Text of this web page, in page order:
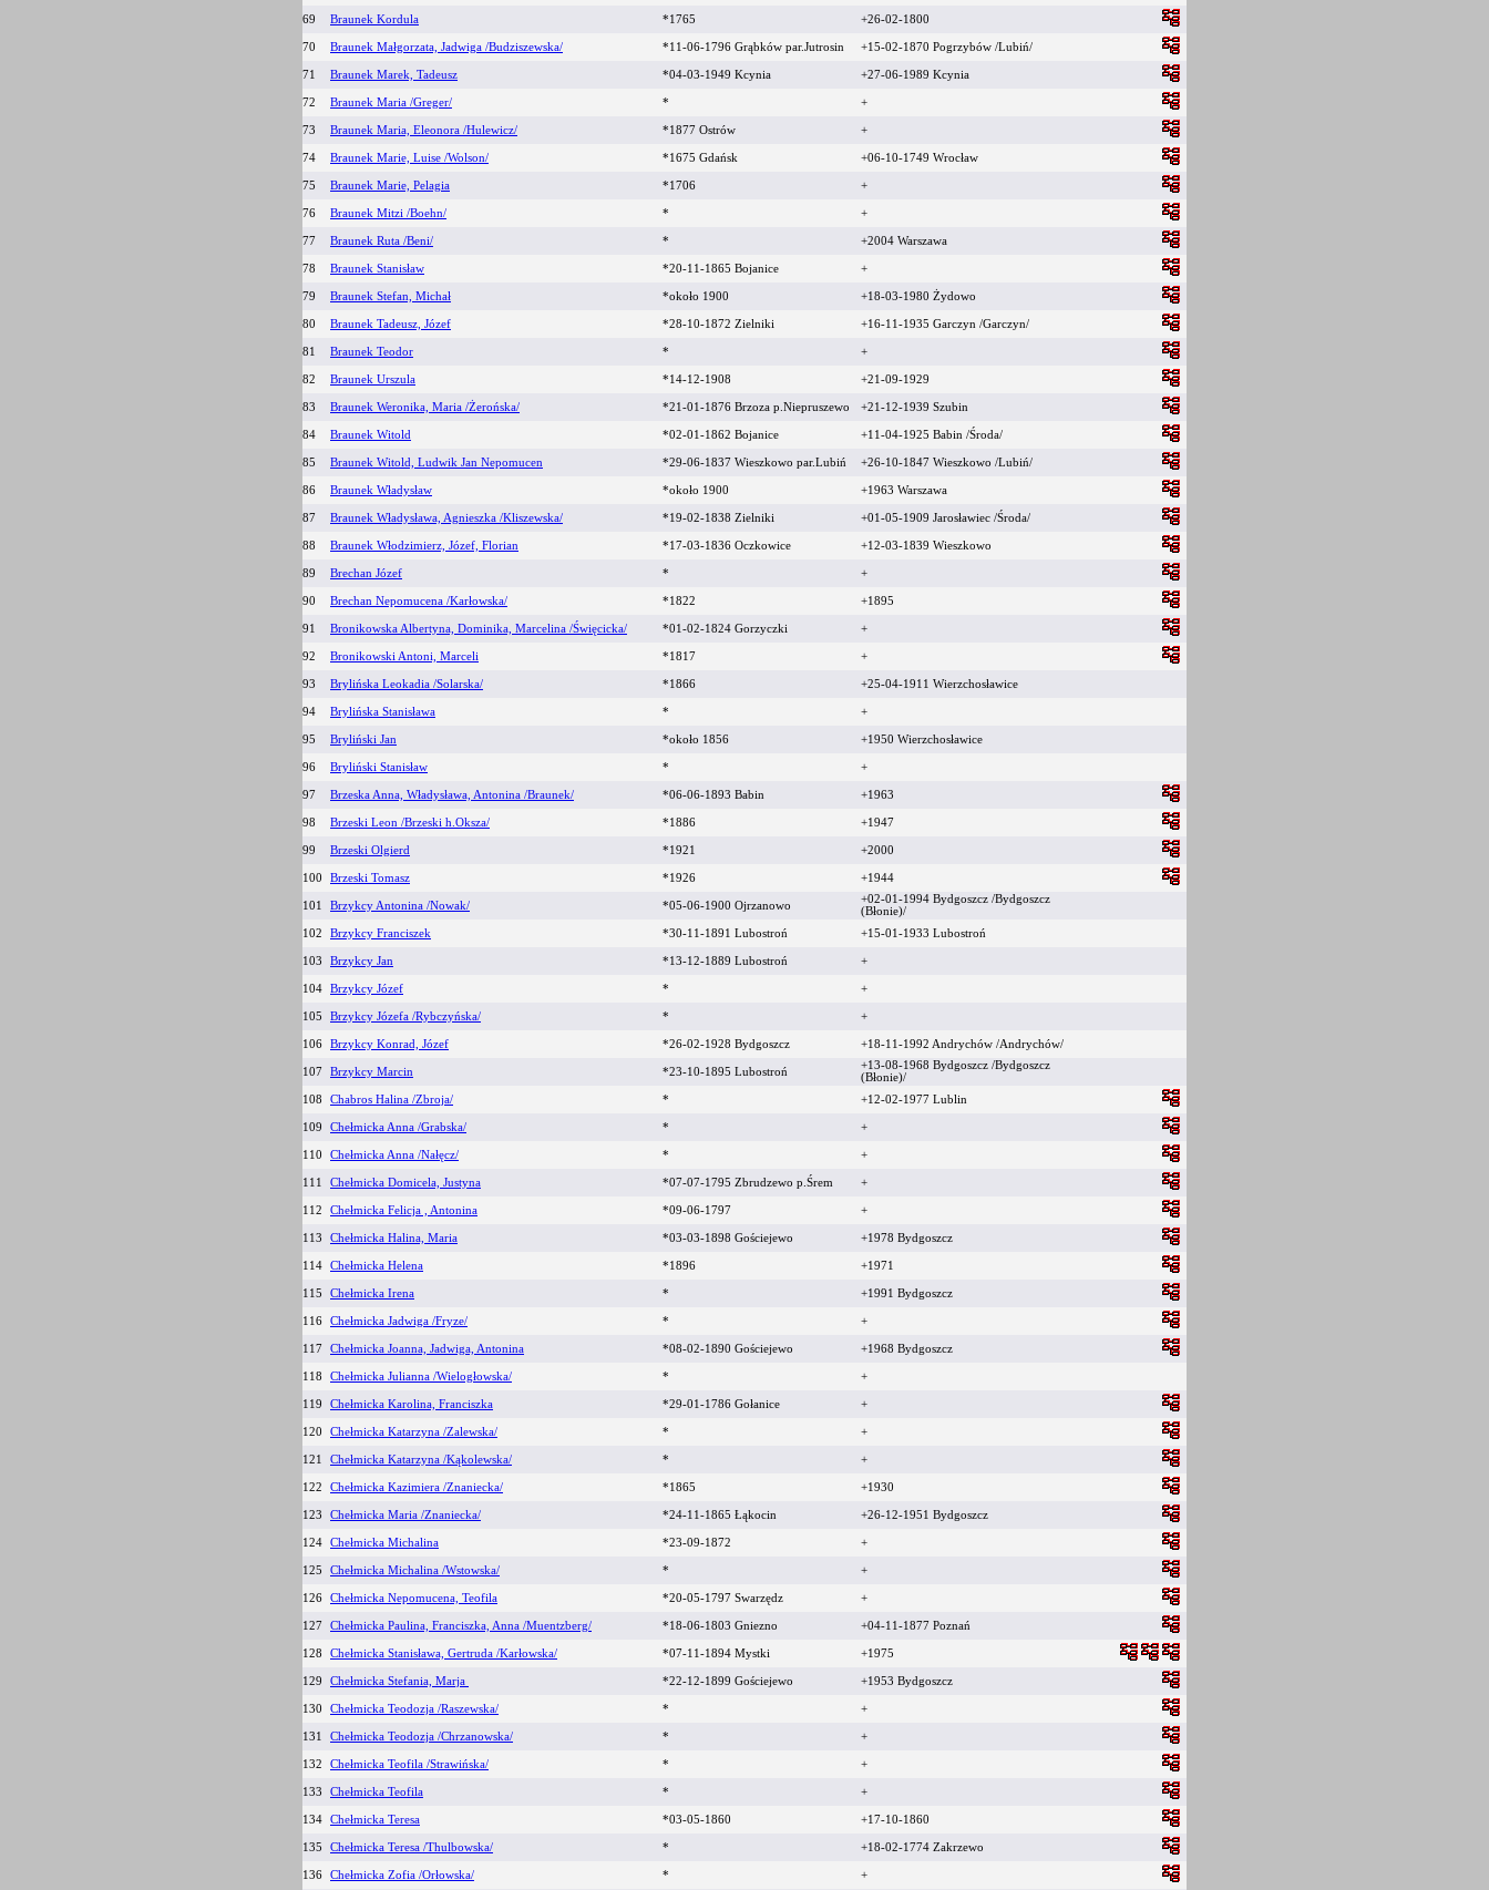
69 Braunek Kordula *1765 +26-02-1800
70 Braunek Małgorzata, Jadwiga /Budziszewska/ *11-06-1796 Grąbków par.Jutrosin +15-02-1870 Pogrzybów /Lubiń/
71 Braunek Marek, Tadeusz *04-03-1949 Kcynia +27-06-1989 Kcynia
72 Braunek Maria /Greger/ * +
73 Braunek Maria, Eleonora /Hulewicz/ *1877 Ostrów +
74 Braunek Marie, Luise /Wolson/ *1675 Gdańsk +06-10-1749 Wrocław
75 Braunek Marie, Pelagia *1706 +
76 Braunek Mitzi /Boehn/ * +
77 Braunek Ruta /Beni/ * +2004 Warszawa
78 Braunek Stanisław *20-11-1865 Bojanice +
79 Braunek Stefan, Michał *około 1900 +18-03-1980 Żydowo
80 Braunek Tadeusz, Józef *28-10-1872 Zielniki +16-11-1935 Garczyn /Garczyn/
81 Braunek Teodor * +
82 Braunek Urszula *14-12-1908 +21-09-1929
83 Braunek Weronika, Maria /Żerońska/ *21-01-1876 Brzoza p.Niepruszewo +21-12-1939 Szubin
84 Braunek Witold *02-01-1862 Bojanice +11-04-1925 Babin /Środa/
85 Braunek Witold, Ludwik Jan Nepomucen *29-06-1837 Wieszkowo par.Lubiń +26-10-1847 Wieszkowo /Lubiń/
86 Braunek Władysław *około 1900 +1963 Warszawa
87 Braunek Władysława, Agnieszka /Kliszewska/ *19-02-1838 Zielniki +01-05-1909 Jarosławiec /Środa/
88 Braunek Włodzimierz, Józef, Florian *17-03-1836 Oczkowice +12-03-1839 Wieszkowo
89 Brechan Józef * +
90 Brechan Nepomucena /Karłowska/ *1822 +1895
91 Bronikowska Albertyna, Dominika, Marcelina /Święcicka/ *01-02-1824 Gorzyczki +
92 Bronikowski Antoni, Marceli *1817 +
93 Brylińska Leokadia /Solarska/ *1866 +25-04-1911 Wierzchosławice
94 Brylińska Stanisława * +
95 Bryliński Jan *około 1856 +1950 Wierzchosławice
96 Bryliński Stanisław * +
97 Brzeska Anna, Władysława, Antonina /Braunek/ *06-06-1893 Babin +1963
98 Brzeski Leon /Brzeski h.Oksza/ *1886 +1947
99 Brzeski Olgierd *1921 +2000
100 Brzeski Tomasz *1926 +1944
101 Brzykcy Antonina /Nowak/ *05-06-1900 Ojrzanowo
+02-01-1994 Bydgoszcz /Bydgoszcz
(Błonie)/
102
Brzykcy Franciszek *30-11-1891 Lubostroń +15-01-1933 Lubostroń
103 Brzykcy Jan *13-12-1889 Lubostroń +
104 Brzykcy Józef * +
105 Brzykcy Józefa /Rybczyńska/ * +
106 Brzykcy Konrad, Józef *26-02-1928 Bydgoszcz +18-11-1992 Andrychów /Andrychów/
107 Brzykcy Marcin *23-10-1895 Lubostroń
+13-08-1968 Bydgoszcz /Bydgoszcz
(Błonie)/
108
Chabros Halina /Zbroja/ * +12-02-1977 Lublin
109 Chełmicka Anna /Grabska/ * +
110 Chełmicka Anna /Nałęcz/ * +
111 Chełmicka Domicela, Justyna *07-07-1795 Zbrudzewo p.Śrem +
112 Chełmicka Felicja , Antonina *09-06-1797 +
113 Chełmicka Halina, Maria *03-03-1898 Gościejewo +1978 Bydgoszcz
114 Chełmicka Helena *1896 +1971
115 Chełmicka Irena * +1991 Bydgoszcz
116 Chełmicka Jadwiga /Fryze/ * +
117 Chełmicka Joanna, Jadwiga, Antonina *08-02-1890 Gościejewo +1968 Bydgoszcz
118 Chełmicka Julianna /Wielogłowska/ * +
119 Chełmicka Karolina, Franciszka *29-01-1786 Gołanice +
120 Chełmicka Katarzyna /Zalewska/ * +
121 Chełmicka Katarzyna /Kąkolewska/ * +
122 Chełmicka Kazimiera /Znaniecka/ *1865 +1930
123 Chełmicka Maria /Znaniecka/ *24-11-1865 Łąkocin +26-12-1951 Bydgoszcz
124 Chełmicka Michalina *23-09-1872 +
125 Chełmicka Michalina /Wstowska/ * +
126 Chełmicka Nepomucena, Teofila *20-05-1797 Swarzędz +
127 Chełmicka Paulina, Franciszka, Anna /Muentzberg/ *18-06-1803 Gniezno +04-11-1877 Poznań
128 Chełmicka Stanisława, Gertruda /Karłowska/ *07-11-1894 Mystki +1975
129 Chełmicka Stefania, Marja *22-12-1899 Gościejewo +1953 Bydgoszcz
130 Chełmicka Teodozja /Raszewska/ * +
131 Chełmicka Teodozja /Chrzanowska/ * +
132 Chełmicka Teofila /Strawińska/ * +
133 Chełmicka Teofila * +
134 Chełmicka Teresa *03-05-1860 +17-10-1860
135 Chełmicka Teresa /Thulbowska/ * +18-02-1774 Zakrzewo
136 Chełmicka Zofia /Orłowska/ * +